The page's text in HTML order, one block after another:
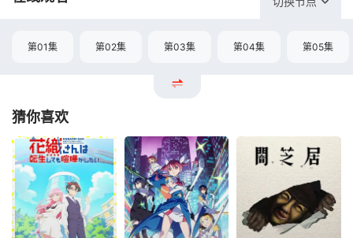
第01集 第02集 第03集 第04集 第05集
猜你喜欢